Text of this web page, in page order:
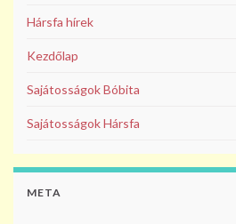
Hársfa hírek
Kezdőlap
Sajátosságok Bóbita
Sajátosságok Hársfa
META